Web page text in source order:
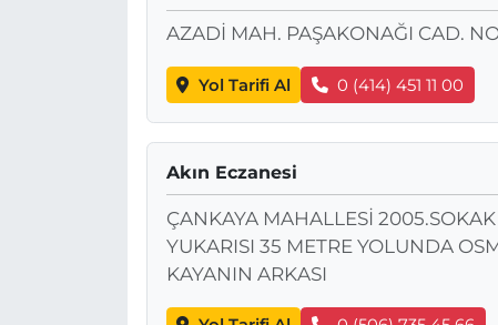
AZADİ MAH. PAŞAKONAĞI CAD.
Yol Tarifi Al 0 (414) 451 11 00
Akın Eczanesi
ÇANKAYA MAHALLESİ
YUKARISI 35 METRE YOLUNDA
KAYANIN ARKASI